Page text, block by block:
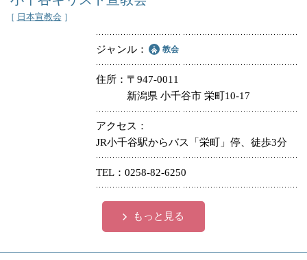
［ 日本宣教会 ］
ジャンル 教会
住所
〒947-0011
新潟県 小千谷市 栄町10-17
アクセス
JR小千谷駅からバス「栄町」停、徒歩3分
TEL 0258-82-6250
もっと見る